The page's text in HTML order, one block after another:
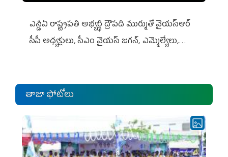
ఎన్డీఏ రాష్ట్ర‌ప‌తి అభ్య‌ర్థి ద్రౌప‌ది ముర్ముతో వైయ‌స్ఆర్
సీపీ అధ్య‌క్షులు, సీఎం వైయ‌స్ జ‌గ‌న్, ఎమ్మెల్యేలు,
తాజా ఫోటోలు